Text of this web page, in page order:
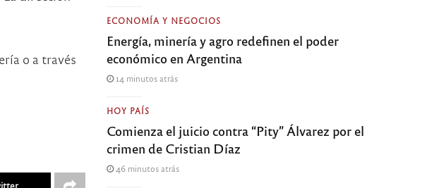
o a través
ECONOMÍA Y NEGOCIOS
Energía, minería y agro redefinen el poder
económico en Argentina
14 minutos atrás
HOY PAÍS
Comienza el juicio contra “Pity” Álvarez por el
crimen de Cristian Díaz
46 minutos atrás